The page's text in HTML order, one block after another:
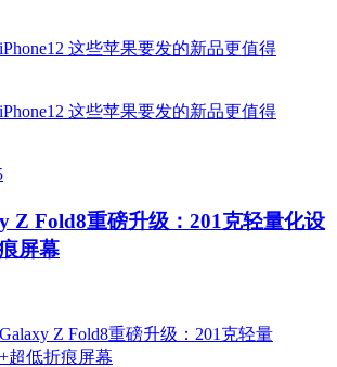
Z Fold8重磅升级：201克轻量化设
屏幕